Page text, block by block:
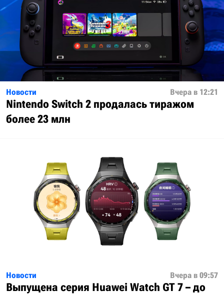
Новости Вчера в 12:21
Nintendo Switch 2 продалась тиражом
более 23 млн
Новости Вчера в 09:57
Выпущена серия Huawei Watch GT 7 – до